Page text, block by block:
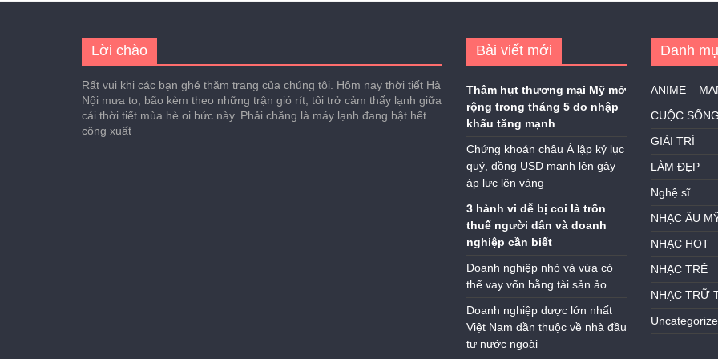
Lời chào
Rất vui khi các bạn ghé thăm trang của chúng tôi. Hôm nay thời tiết Hà
Nội mưa to, bão kèm theo những trận gió rít, tôi trở cảm thấy lạnh giữa
cái thời tiết mùa hè oi bức này. Phải chăng là máy lạnh đang bật hết
công xuất
Bài viết mới
Thâm hụt thương mại Mỹ mở
rộng trong tháng 5 do nhập
khẩu tăng mạnh
Chứng khoán châu Á lập kỷ lục
quý, đồng USD mạnh lên gây
áp lực lên vàng
3 hành vi dễ bị coi là trốn
thuế người dân và doanh
nghiệp cần biết
Doanh nghiệp nhỏ và vừa có
thể vay vốn bằng tài sản ảo
Doanh nghiệp dược lớn nhất
Việt Nam dần thuộc về nhà đầu
tư nước ngoài
Danh
ANIME –
CUỘC SỐNG
GIẢI TRÍ
LÀM ĐẸP
Nghệ sĩ
NHẠC ÂU
NHẠC HOT
NHẠC TRẺ
NHẠC TRỮ